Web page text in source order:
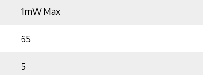
1mW Max
65
5